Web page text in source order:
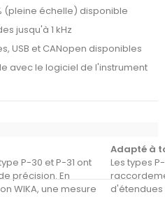
(pleine échelle) disponible
jusqu'à 1 kHz
USB et CANopen disponibles
avec le logiciel de l'instrument
P-30 et P-31 ont
précision. En
WIKA, une mesure
Adapté à
Les types